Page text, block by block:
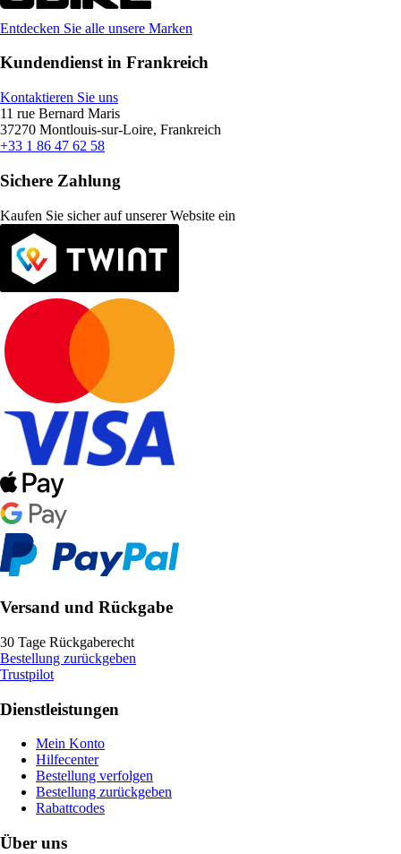
Entdecken Sie alle unsere Marken
Kundendienst in Frankreich
Kontaktieren Sie uns
11 rue Bernard Maris
37270 Montlouis-sur-Loire, Frankreich
+33 1 86 47 62 58
Sichere Zahlung
Kaufen Sie sicher auf unserer Website ein
Versand und Rückgabe
30 Tage Rückgaberecht
Bestellung zurückgeben
Trustpilot
Dienstleistungen
Mein Konto
Hilfecenter
Bestellung verfolgen
Bestellung zurückgeben
Rabattcodes
Über uns